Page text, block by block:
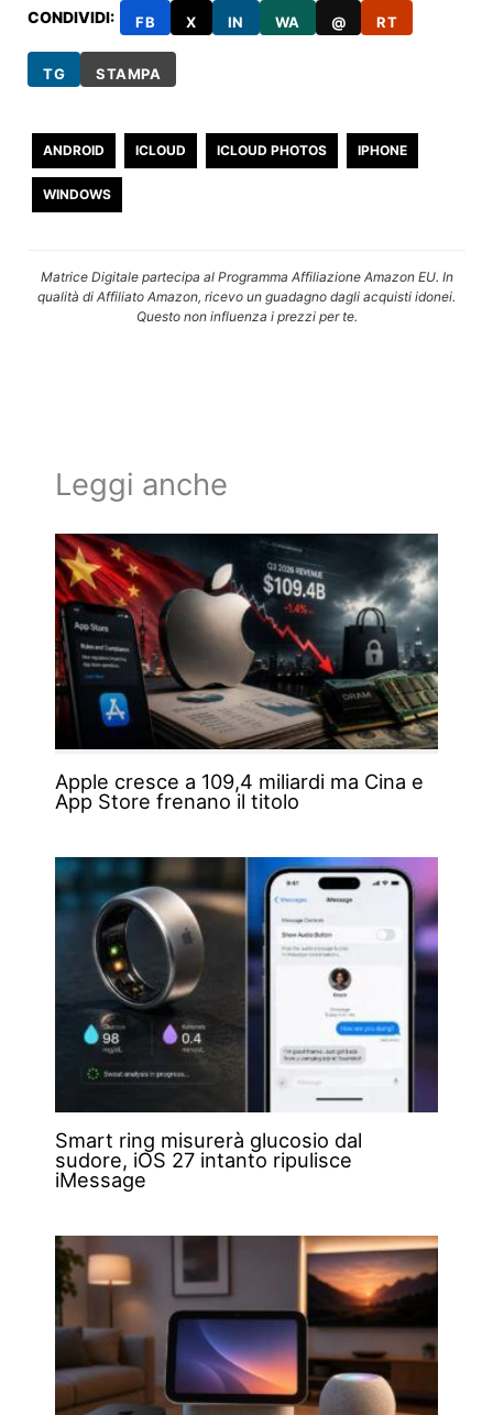
CONDIVIDI: FB X IN WA @ RT
TG STAMPA
ANDROID ICLOUD ICLOUD PHOTOS IPHONE
WINDOWS
Matrice Digitale partecipa al Programma Affiliazione Amazon EU. In
qualità di Affiliato Amazon, ricevo un guadagno dagli acquisti idonei.
Questo non influenza i prezzi per te.
Leggi anche
Apple cresce a 109,4 miliardi ma Cina e
App Store frenano il titolo
Smart ring misurerà glucosio dal
sudore, iOS 27 intanto ripulisce
iMessage